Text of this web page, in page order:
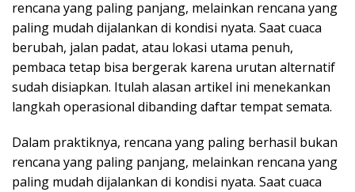
rencana yang paling panjang, melainkan rencana yang
paling mudah dijalankan di kondisi nyata. Saat cuaca
berubah, jalan padat, atau lokasi utama penuh,
pembaca tetap bisa bergerak karena urutan alternatif
sudah disiapkan. Itulah alasan artikel ini menekankan
langkah operasional dibanding daftar tempat semata.
Dalam praktiknya, rencana yang paling berhasil bukan
rencana yang paling panjang, melainkan rencana yang
paling mudah dijalankan di kondisi nyata. Saat cuaca